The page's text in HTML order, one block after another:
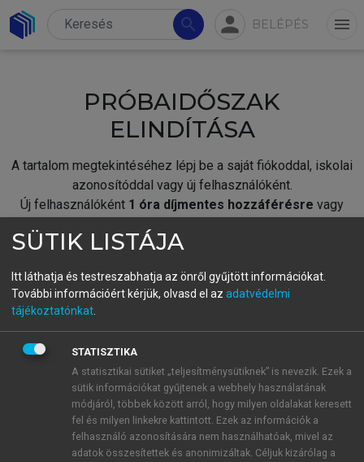
search person BELÉPÉS menu
PRÓBAIDŐSZAK
ELINDÍTÁSA
A tartalom megtekintéséhez lépj be a saját fiókoddal, iskolai
azonosítóddal vagy új felhasználóként.
Új felhasználóként 1 óra díjmentes hozzáférésre vagy
fiókoddal,vagy hozz létre új fiókot.
A regisztráció után apróbaidőszakautomatikusan
BELÉPÉS SAJÁT FIÓKKAL
ÚJ FIÓK LÉTREHOZÁSA
1 óra díjmentes hozzáférés
SÜTIK LISTÁJA
Itt láthatja és testreszabhatja az önről gyűjtött információkat.
További információért kérjük, olvasd el az adatvédelmi
tájékoztatónkat
STATISZTIKA
A statisztikai sütiket „teljesítménysütiknek” is nevezik. Ezek a
sütik információkat gyűjtenek a webhely használatának
módjáról, többek között arról, hogy milyen oldalakat keresett
fel és milyen linkekre kattintott. Ezek az információk a
felhasználó azonosítására nem használhatóak, mivel az
adatok összesítettek és anonimizáltak. Céljuk kizárólag a